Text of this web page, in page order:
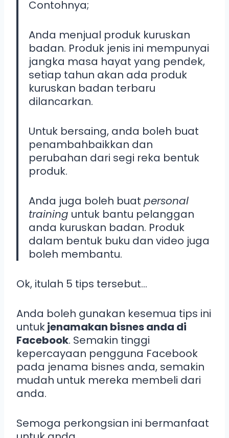
Contohnya;
Anda menjual produk kuruskan
badan. Produk jenis ini mempunyai
jangka masa hayat yang pendek,
setiap tahun akan ada produk
kuruskan badan terbaru
dilancarkan.
Untuk bersaing, anda boleh buat
penambahbaikkan dan
perubahan dari segi reka bentuk
produk.
Anda juga boleh buat personal
training untuk bantu pelanggan
anda kuruskan badan. Produk
dalam bentuk buku dan video juga
boleh membantu.
Ok, itulah 5 tips tersebut…
Anda boleh gunakan kesemua tips ini
untukjenamakan bisnes anda di
Facebook. Semakin tinggi
kepercayaan pengguna Facebook
pada jenama bisnes anda, semakin
mudah untuk mereka membeli dari
anda.
Semoga perkongsian ini bermanfaat